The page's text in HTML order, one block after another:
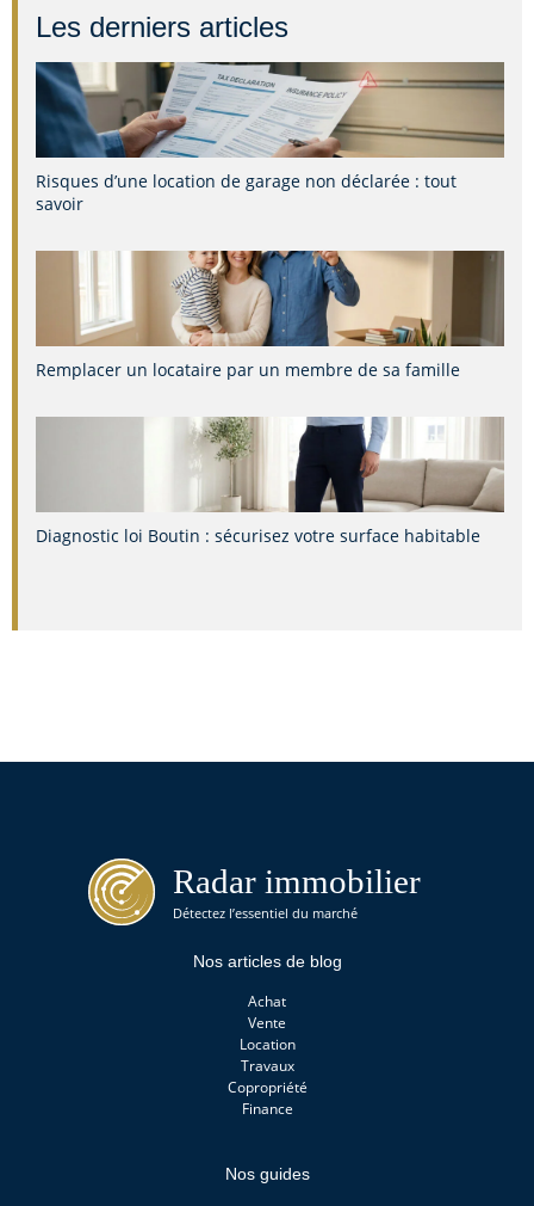
Les derniers articles
Risques d’une location de garage non déclarée : tout
savoir
Remplacer un locataire par un membre de sa famille
Diagnostic loi Boutin : sécurisez votre surface habitable
Nos articles de blog
Achat
Vente
Location
Travaux
Copropriété
Finance
Nos guides